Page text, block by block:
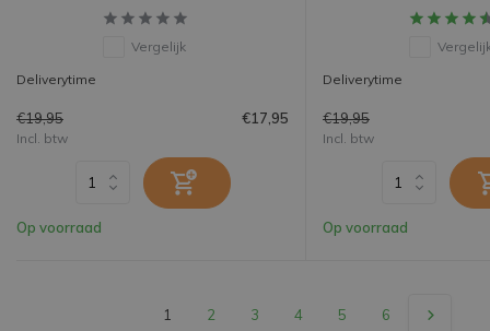
Vergelijk
Deliverytime
€19,95 €17,95
Incl. btw
Op voorraad
Deliverytime
€19,95
Incl. btw
Op voorraad
1 2 3 4 5 6